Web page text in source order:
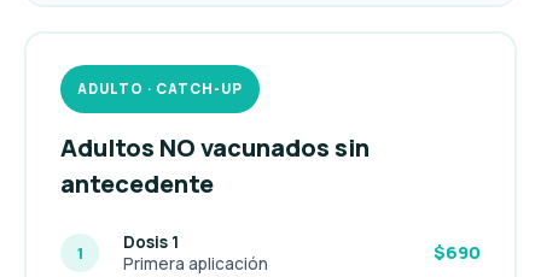
ADULTO · CATCH-UP
Adultos NO vacunados sin
antecedente
1
Dosis 1
Primera aplicación
$690